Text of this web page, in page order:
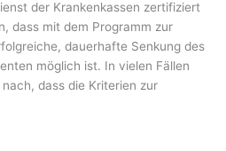
der Krankenkassen zertifiziert
dass mit dem Programm zur
dauerhafte Senkung des
möglich ist. In vielen Fällen
dass die Kriterien zur